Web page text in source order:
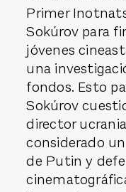
Primer
Sokúrov para
jóvenes
una
fondos. Esto
Sokúrov
director
considerado
de Putin y